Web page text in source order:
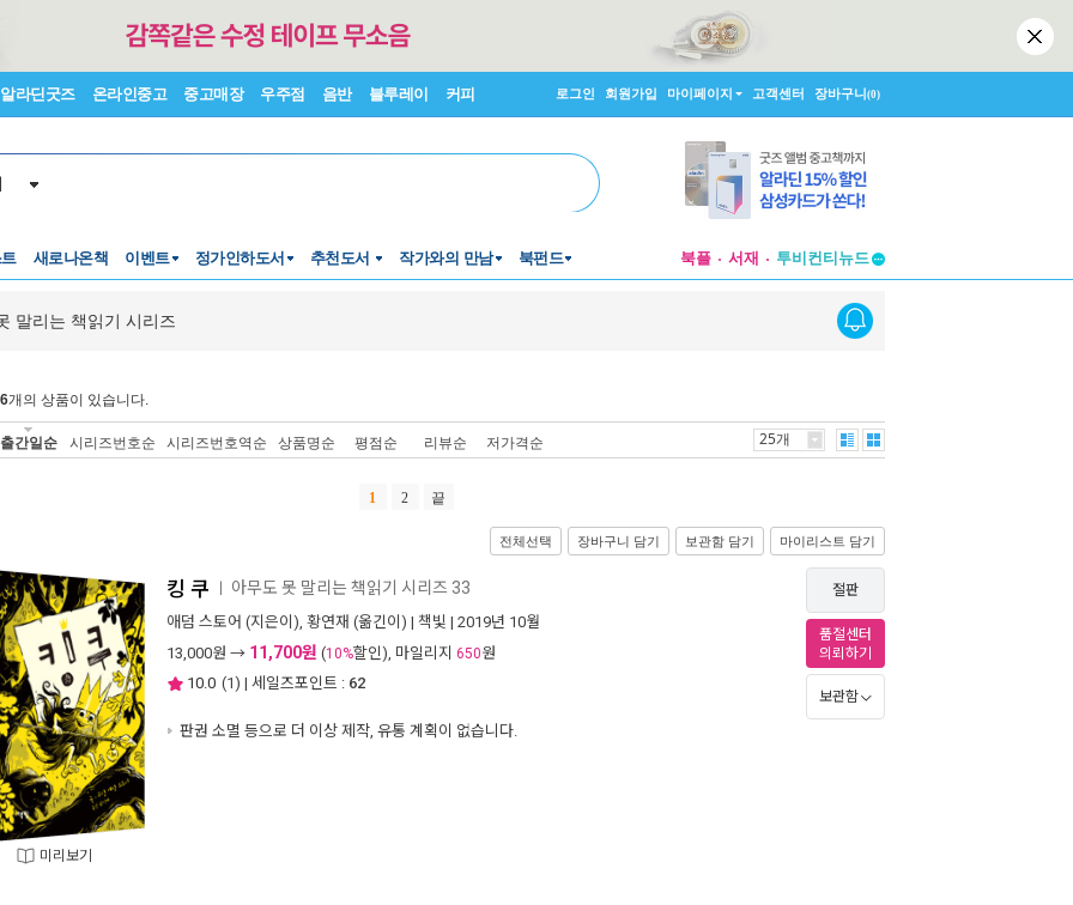
알라딘굿즈 온라인중고 중고매장 우주점 음반 블루레이 커피 로그인 회원가입 마이페이지 고객센터 장바구니(0)
새로나온책 이벤트 정가인하도서 추천도서 작가와의 만남 북펀드 북플 서재
투비컨티뉴드
투비컨티뉴드
말리는 책읽기 시리즈
개의 상품이 있습니다.
출간일순 시리즈번호순 시리즈번호역순 상품명순 평점순 리뷰순 저가격순 25개
1 2 끝
전체선택 장바구니 담기 보관함 담기 마이리스트 담기
미리보기
킹 쿠 아무도 못 말리는 책읽기 시리즈 33
애덤 스토어 (지은이), 황연재 (옮긴이) | 책빛 | 2019년 10월
13,000원 → 11,700원 (10%할인), 마일리지 650원
10.0 (1) | 세일즈포인트 : 62
판권 소멸 등으로 더 이상 제작, 유통 계획이 없습니다.
절판
품절센터
의뢰하기
보관함